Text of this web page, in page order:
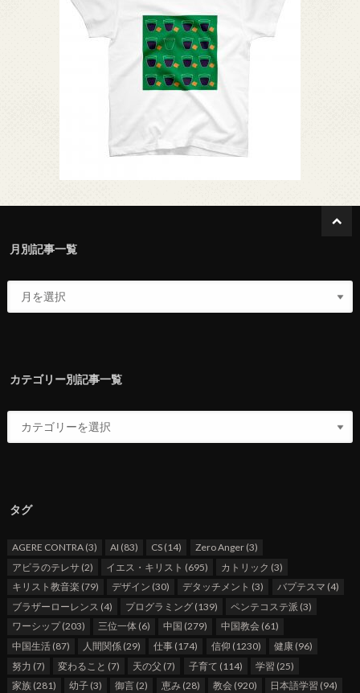
月別記事一覧
カテゴリー別記事一覧
タグ
AGERE CONTRA(3) AI (83) CS (14) Zero Anger(3)
アビラのテレサ(2) イエス・キリスト (695) カトリック (3)
キリスト教音楽 (79) デザイン (30) デタッチメント (3) バプテスマ (4)
ブラザーローレンス (4) プログラミング (139) ペンテコステ派 (3)
ワーシップ(203) 三位一体 (6) 中国 (279) 中国教会(61)
中国生活(87) 人間関係 (29) 仕事 (174) 信仰 (1230) 健康(96)
努力 (7) 変わること (7) 天の父 (7) 子育て (114) 学習 (25)
家族(281) 幼子 (3) 御言 (2) 恵み(28) 教会(920) 日本語学習 (94)